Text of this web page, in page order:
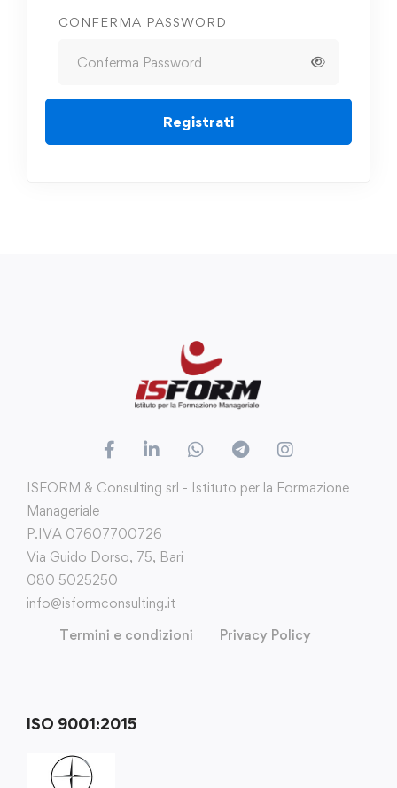
CONFERMA PASSWORD
Registrati
ISFORM & Consulting srl - Istituto per la Formazione
Manageriale
P.IVA 07607700726
Via Guido Dorso, 75, Bari
080 5025250
info@isformconsulting.it
Termini e condizioni
Privacy Policy
ISO 9001:2015